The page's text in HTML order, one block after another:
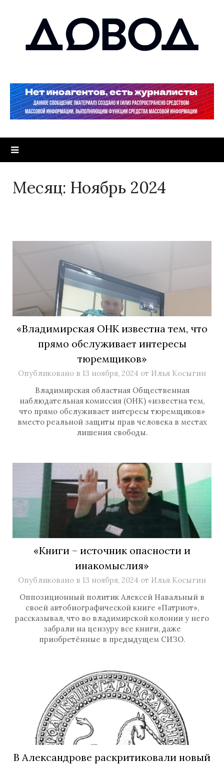
Месяц: Ноябрь 2024
«Владимирская ОНК известна тем, что
прямо обслуживает интересы
тюремщиков»
Опубликовано в 13 ноября, 2024 от Илья Косыгин
Владимирская областная Общественная
наблюдательная комиссия (ОНК) «известна тем,
что прямо обслуживает интересы тюремщиков»
вместо реальной защиты прав человека в местах
лишения свободы.
«Книги – источник опасности и
инакомыслия»
Опубликовано в 13 ноября, 2024 от Илья Косыгин
Оппозиционный политик Алексей Навальный в
своей автобиографической книге «Патриот»,
рассказывал, что во владимирской колонии у него
забрали на цензуру все книги, даже
приобретённые в предыдущем СИЗО.
В Александрове раскритиковали новый